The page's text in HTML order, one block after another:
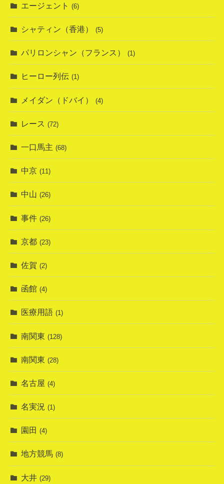
エージェント (6)
シャティン（香港） (5)
パリロンシャン（フランス） (1)
ヒーロー列伝 (1)
メイダン（ドバイ） (4)
レース (72)
一口馬主 (68)
中京 (11)
中山 (26)
事件 (26)
京都 (23)
佐賀 (2)
函館 (4)
医療用語 (1)
南関東 (128)
南関東 (28)
名古屋 (4)
名実況 (1)
園田 (4)
地方競馬 (8)
大井 (29)